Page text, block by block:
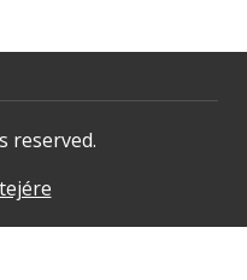
reserved.